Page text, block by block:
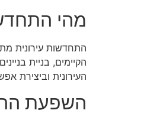
מהי
התחדשות עירונית
הקיימים, בניית
העירונית וביצירת
השפעת